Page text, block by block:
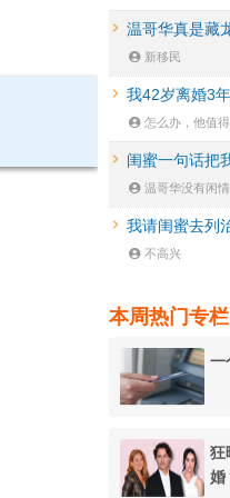
温哥华真是藏
新移民
我42岁离婚3
怎么办，他值得
闺蜜一句话把
温哥华没有闲情
我请闺蜜去列
不高兴
本周热门专栏
一
狂
婚